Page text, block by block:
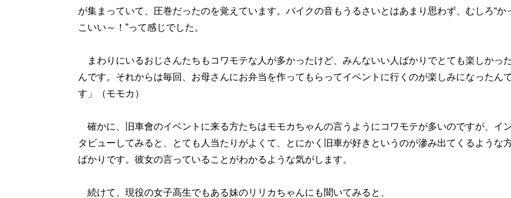
が集まっていて、圧巻だったのを覚えています。バイクの音もうるさいとはあまり思わず、むしろ“か
こいい～！”って感じでした。
まわりにいるおじさんたちもコワモテな人が多かったけど、みんないい人ばかりでとても楽しかった
んです。それからは毎回、お母さんにお弁当を作ってもらってイベントに行くのが楽しみになったん
す」（モモカ）
確かに、旧車會のイベントに来る方たちはモモカちゃんの言うようにコワモテが多いのですが、イ
タビューしてみると、とても人当たりがよくて、とにかく旧車が好きというのが滲み出てくるような
ばかりです。彼女の言っていることがわかるような気がします。
続けて、現役の女子高生でもある妹のリリカちゃんにも聞いてみると、